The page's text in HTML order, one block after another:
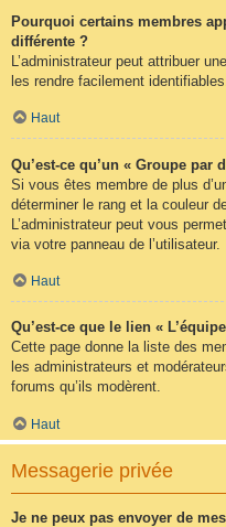
Pourquoi certains membres
différente ?
L’administrateur peut attribuer
les rendre facilement identifiables.
Haut
Qu’est-ce qu’un « Groupe par
Si vous êtes membre de plus
déterminer le rang et la couleur
L’administrateur peut vous
via votre panneau de l’utilisateur.
Haut
Qu’est-ce que le lien «
Cette page donne la liste des
les administrateurs et
forums qu’ils modèrent.
Haut
Messagerie privée
Je ne peux pas envoyer de